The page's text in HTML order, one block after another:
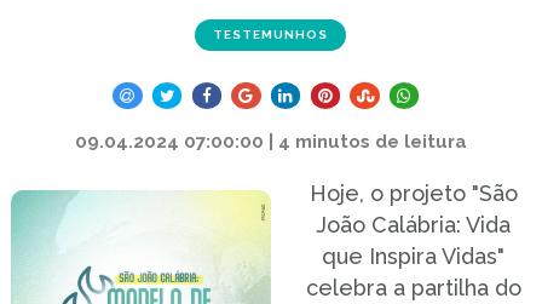
TESTEMUNHOS
09.04.2024 07:00:00 | 4 minutos de leitura
Hoje, o projeto "São
João Calábria: Vida
que Inspira Vidas"
celebra a partilha do